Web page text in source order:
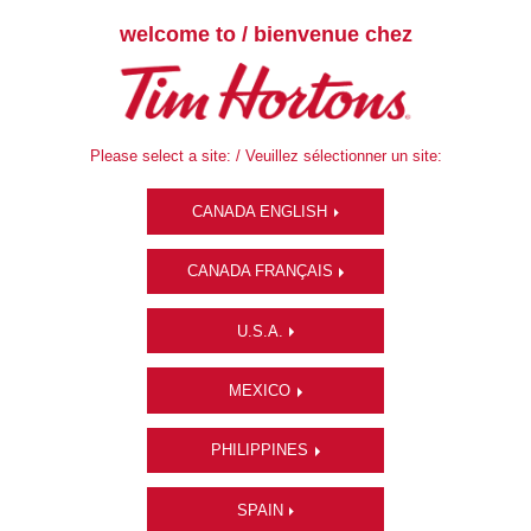
welcome to / bienvenue chez
Please select a site: / Veuillez sélectionner un site:
CANADA ENGLISH
CANADA FRANÇAIS
U.S.A.
MEXICO
PHILIPPINES
SPAIN